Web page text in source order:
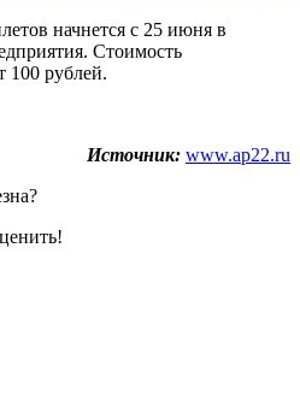
начнется с 25 июня в
Стоимость
100 рублей.
Источник: www.ap22.ru